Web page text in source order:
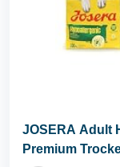
JOSERA Adult
Premium